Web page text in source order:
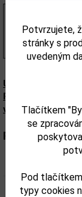
Potvrzujete,
stránky s
uvedeným
Tlačítkem
se
Pod
typy cookies
915,00
(1 307,00 Kč/l)
Upozorňujeme,
Přesné složení a
výrobku.
Parametry:
Objem obalu (L):